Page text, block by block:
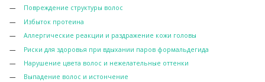
Повреждение структуры волос
Избыток протеина
Аллергические реакции и раздражение кожи головы
Риски для здоровья при вдыхании паров формальдегида
Нарушение цвета волос и нежелательные оттенки
Выпадение волос и истончение